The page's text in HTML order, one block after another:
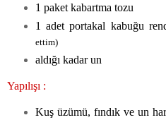
1 paket kabartma tozu
1 adet portakal kabuğu
ettim)
aldığı kadar un
Yapılışı :
Kuş üzümü, fındık ve un